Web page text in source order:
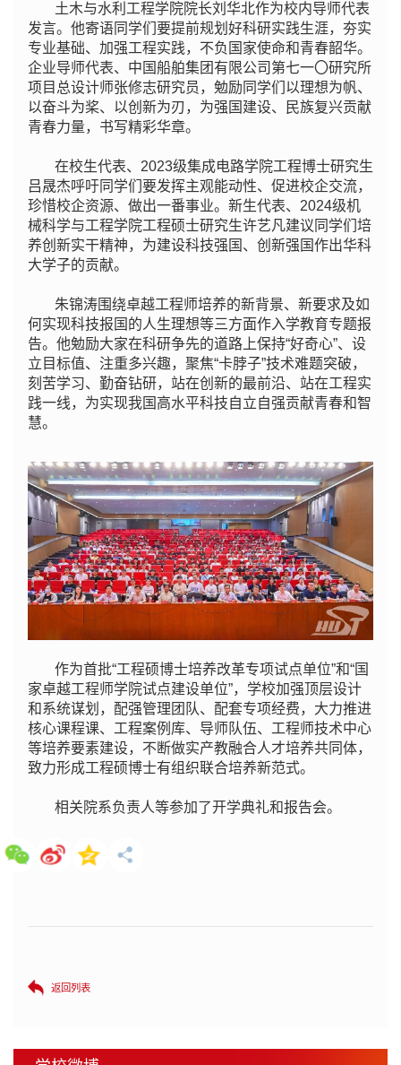
土木与水利工程学院院长刘华北作为校内导师代表
发言。他寄语同学们要提前规划好科研实践生涯，夯实
专业基础、加强工程实践，不负国家使命和青春韶华。
企业导师代表、中国船舶集团有限公司第七一〇研究所
项目总设计师张修志研究员，勉励同学们以理想为帆、
以奋斗为桨、以创新为刃，为强国建设、民族复兴贡献
青春力量，书写精彩华章。
在校生代表、2023级集成电路学院工程博士研究生
吕晟杰呼吁同学们要发挥主观能动性、促进校企交流，
珍惜校企资源、做出一番事业。新生代表、2024级机
械科学与工程学院工程硕士研究生许艺凡建议同学们培
养创新实干精神，为建设科技强国、创新强国作出华科
大学子的贡献。
朱锦涛围绕卓越工程师培养的新背景、新要求及如
何实现科技报国的人生理想等三方面作入学教育专题报
告。他勉励大家在科研争先的道路上保持“好奇心”、设
立目标值、注重多兴趣，聚焦“卡脖子”技术难题突破，
刻苦学习、勤奋钻研，站在创新的最前沿、站在工程实
践一线，为实现我国高水平科技自立自强贡献青春和智
慧。
作为首批“工程硕博士培养改革专项试点单位”和“国
家卓越工程师学院试点建设单位”，学校加强顶层设计
和系统谋划，配强管理团队、配套专项经费，大力推进
核心课程课、工程案例库、导师队伍、工程师技术中心
等培养要素建设，不断做实产教融合人才培养共同体，
致力形成工程硕博士有组织联合培养新范式。
相关院系负责人等参加了开学典礼和报告会。
返回列表